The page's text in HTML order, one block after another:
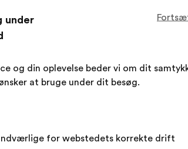
i Comment favoriser la diversité et
France
sensibiliser l’écosystème
under
og din oplevelse beder vi om dit
at bruge under dit besøg.
for webstedets korrekte drift